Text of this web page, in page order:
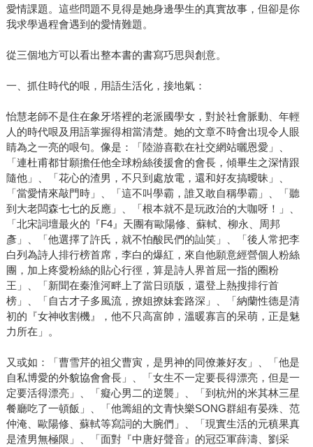
愛情課題。這些問題不見得是她身邊學生的真實故事，但卻是你
我求學過程會遇到的愛情難題。
從三個地方可以看出整本書的書寫巧思與創意。
一、抓住時代的哏，用語生活化，接地氣：
怡慧老師不是住在象牙塔裡的老派國學女，對於社會脈動、年輕
人的時代哏及用語掌握得相當清楚。她的文章不時會出現令人眼
睛為之一亮的哏句。像是：「陸游喜歡在社交網站曬恩愛」、
「連杜甫都甘願擔任他全球粉絲後援會的會長，傾畢生之深情跟
隨他」、「花心的渣男，不只到處放電，還和好友搞曖昧」、
「當愛情來敲門時」、「這不叫學霸，誰又敢自稱學霸」、「聽
到大老闆森七七的反應」、「根本就不是玩政治的大咖呀！」、
「北宋詞壇最火的『F4』天團有歐陽修、蘇軾、柳永、周邦
彥」、「他選擇了許氏，就不怕酸民們的訕笑」、「後人常把李
白列為詩人排行榜首席，李白的爆紅，來自他願意經營個人粉絲
團，加上疼愛粉絲的貼心行徑，算是詩人界首屈一指的圈粉
王」、「新聞在秦淮河畔上了當日頭版，還登上熱搜排行首
榜」、「自古才子多風流，撩姐撩妹套路深」、「納蘭性德是清
初的『女神收割機』，他不只高富帥，溫暖寡言的呆萌，正是魅
力所在」。
又或如：「曹雪芹的祖父曹寅，是男神的同僚兼好友」、「他是
自私博愛的外貌協會會長」、「女生不一定要長得漂亮，但是一
定要活得漂亮」、「癡心男二的逆襲」、「到杭州的米其林三星
餐廳吃了一頓飯」、「他籌組的文青快樂SONG群組有晏殊、范
仲淹、歐陽修、蘇軾等寫詞的大腕們」、「現實生活的元稹果真
是渣男無極限」、「面對『中唐好聲音』的冠亞軍薛濤、劉采